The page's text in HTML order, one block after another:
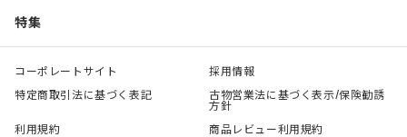
特集
コーポレートサイト
採用情報
特定商取引法に基づく表記
古物営業法に基づく表示/保険勧誘
方針
利用規約
商品レビュー利用規約